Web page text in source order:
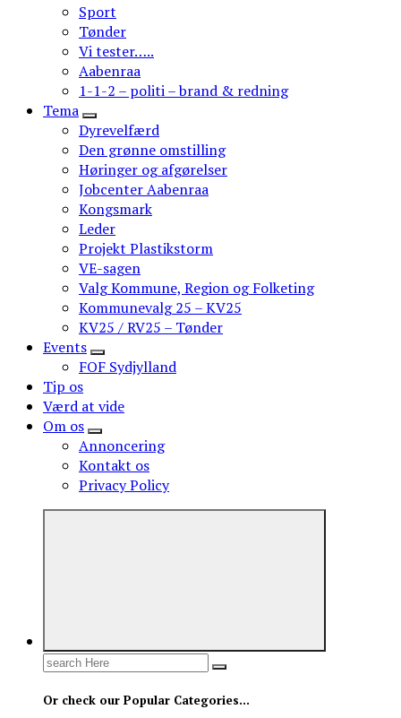
Sport
Tønder
Vi tester…..
Aabenraa
1-1-2 – politi – brand & redning
Tema
Dyrevelfærd
Den grønne omstilling
Høringer og afgørelser
Jobcenter Aabenraa
Kongsmark
Leder
Projekt Plastikstorm
VE-sagen
Valg Kommune, Region og Folketing
Kommunevalg 25 – KV25
KV25 / RV25 – Tønder
Events
FOF Sydjylland
Tip os
Værd at vide
Om os
Annoncering
Kontakt os
Privacy Policy
Search
Or check our Popular Categories...